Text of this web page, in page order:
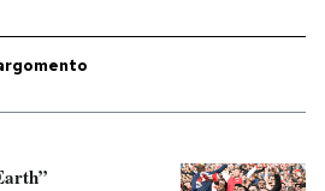
Mondiali calcio 2026